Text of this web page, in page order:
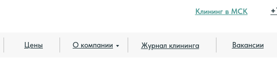
О компании Журнал клининга
Цены Вакансии
Клининг в МСК